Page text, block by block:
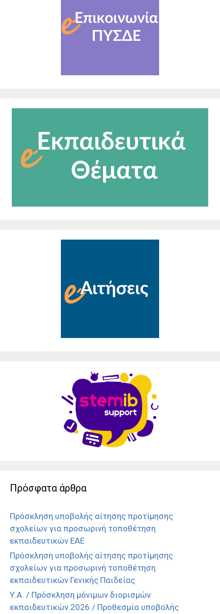
Πρόσφατα άρθρα
Πρόσκληση υποβολής αίτησης προτίμησης
σχολείων για προσωρινή τοποθέτηση
εκπαιδευτικών ΕΑΕ
Πρόσκληση υποβολής αίτησης προτίμησης
σχολείων για προσωρινή τοποθέτηση
εκπαιδευτικών Γενικής Παιδείας
Υ.Α. / Πρόσκληση μόνιμων διορισμών
εκπαιδευτικών 2026 / Προθεσμία υποβολής